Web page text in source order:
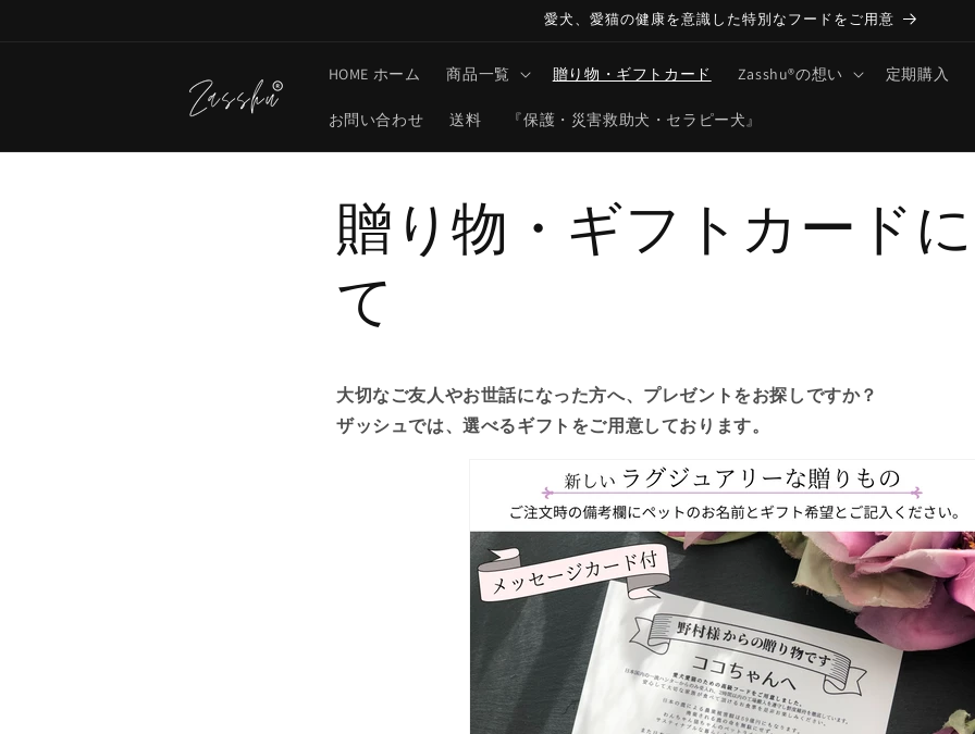
愛犬、愛猫の健康を意識した特別なフードをご用意
HOME ホーム 商品一覧 贈り物・ギフトカード Zasshu®の想い 定期購入
お問い合わせ 送料 『保護・災害救助犬・セラピー犬』
贈り物・ギフトカード
て
大切なご友人やお世話になった方へ、プレゼントをお探しですか？
ザッシュでは、選べるギフトをご用意しております。